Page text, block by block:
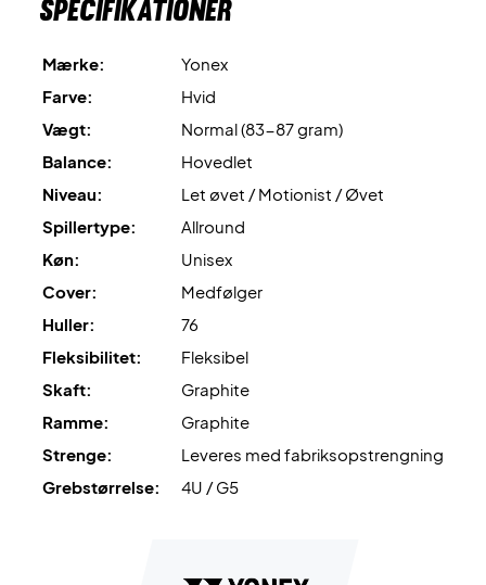
100% klar fra start.
Ekspertrådgivning
: Til denne ketcher anbefaler vi en
opstrengning med
Yonex BG80
Leveres
Specifikationer
Mærke:
Yonex
Farve:
Hvid
Vægt:
Normal (83-87 gram)
Balance:
Hovedlet
Niveau:
Let øvet / Motionist / Øvet
Spillertype:
Allround
Køn:
Unisex
Cover:
Medfølger
Huller:
76
Fleksibilitet:
Fleksibel
Skaft:
Graphite
Ramme:
Graphite
Strenge:
Leveres med fabriksopstrengning
Grebstørrelse:
4U / G5